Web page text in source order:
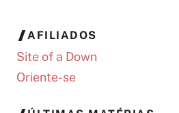
AFILIADOS
Site of a Down
Oriente-se